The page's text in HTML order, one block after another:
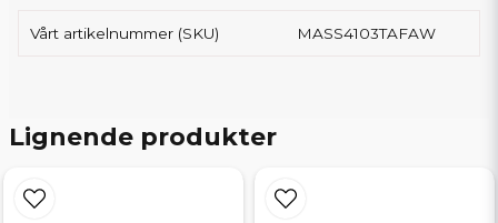
Vårt artikelnummer (SKU) MASS4103TAFAW
Lignende produkter